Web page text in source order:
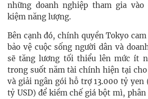
những doanh nghiệp tham gia
kiệm năng lượng.
Bên cạnh đó, chính quyền Tokyo
bảo vệ cuộc sống người dân và
sẽ tăng lương tối thiểu lên mức ít
trong suốt năm tài chính hiện tại
và giải ngân gói hỗ trợ 13.000 tỷ yen
tỷ USD) để kiềm chế giá bột mì,